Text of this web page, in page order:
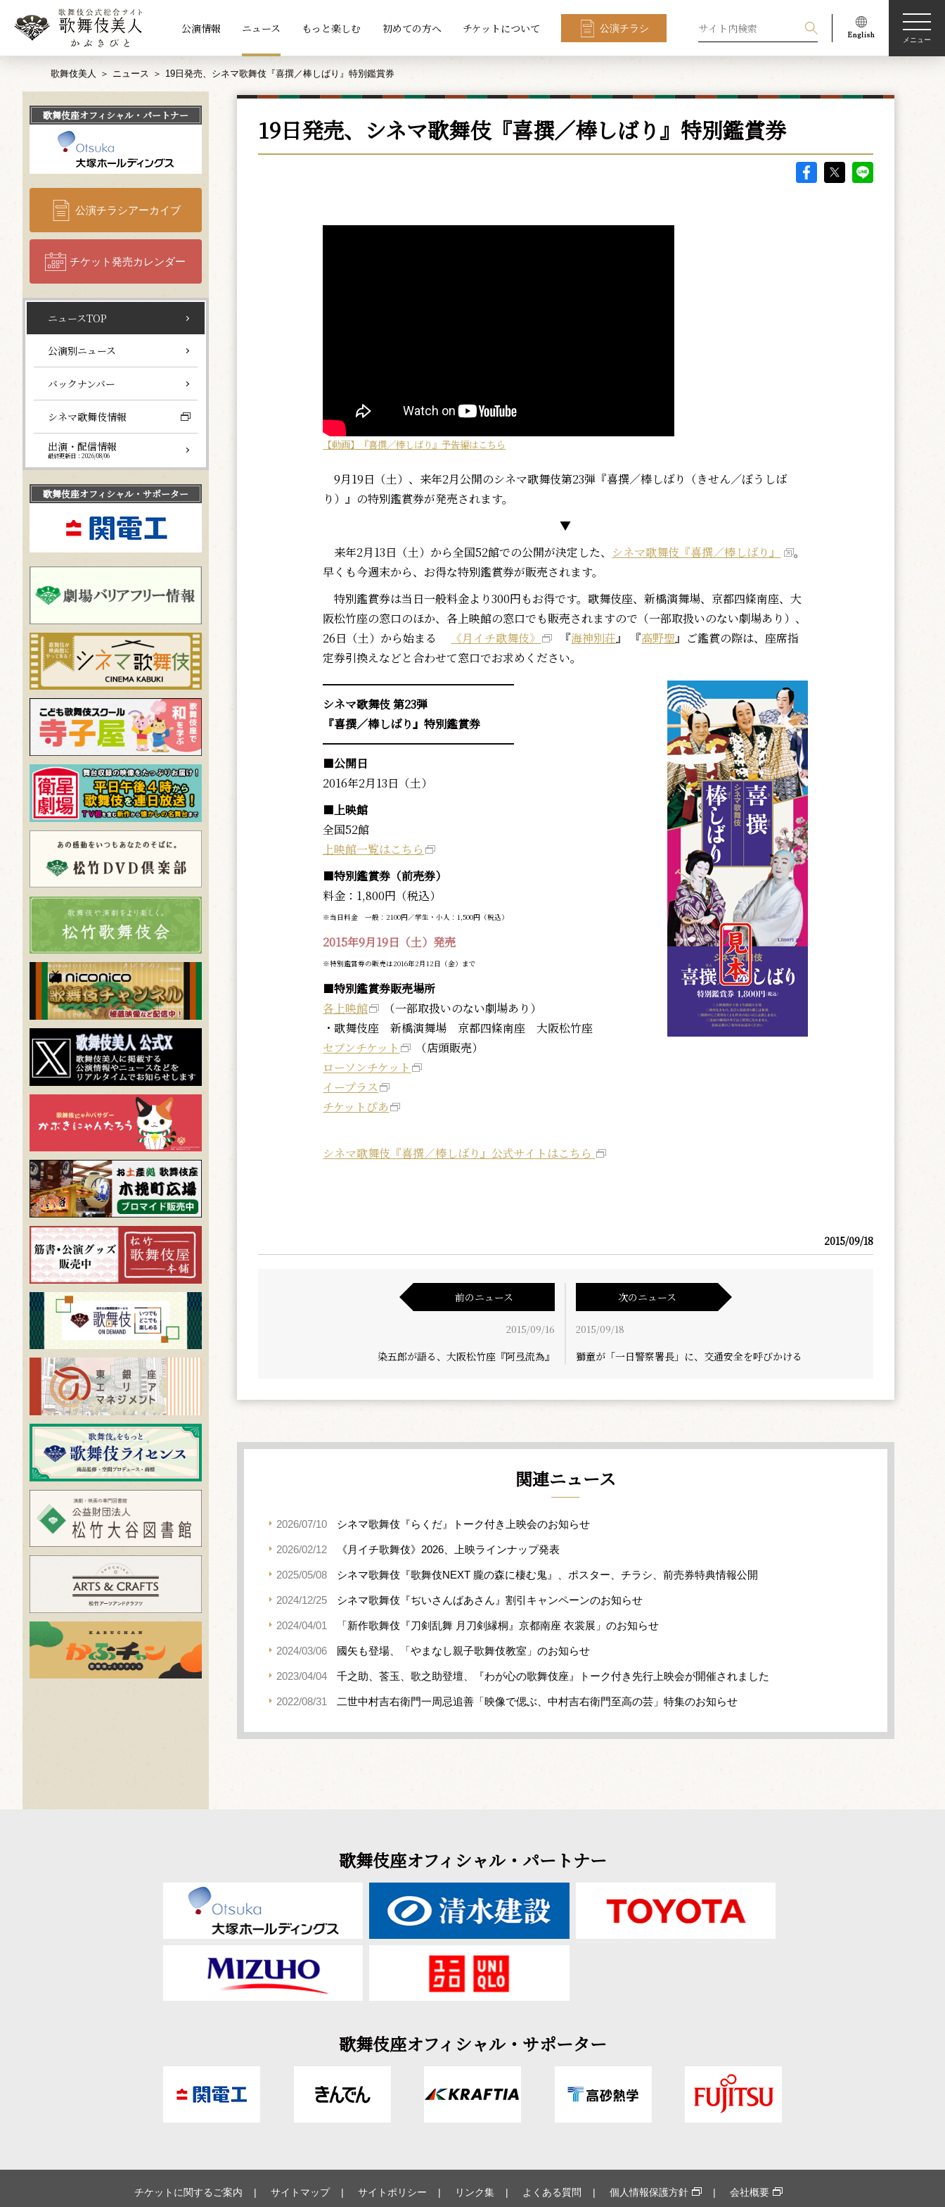
公演情報 ニュース もっと楽しむ 初めての方へ チケットについて 公演チラシ
メニュー
歌舞伎美人 ニュース 19日発売、シネマ歌舞伎『喜撰／棒しばり』特別鑑賞券
19日発売、シネマ歌舞伎『喜撰／棒しばり』特別鑑賞券
【動画】『喜撰／棒しばり』予告編はこちら
9月19日（土）、来年2月公開のシネマ歌舞伎第23弾『喜撰／棒しばり（きせん／ぼうしば
り）』の特別鑑賞券が発売されます。
▼
来年2月13日（土）から全国52館での公開が決定した、 シネマ歌舞伎『喜撰／棒しばり』
。
早くも今週末から、お得な特別鑑賞券が販売されます。
特別鑑賞券は当日一般料金より300円もお得です。歌舞伎座、新橋演舞場、京都四條南座、大
阪松竹座の窓口のほか、各上映館の窓口でも販売されますので（一部取扱いのない劇場あり）、
26日（土）から始まる
《月イチ歌舞伎》 『海神別荘』 『高野聖』ご鑑賞の際は、座席指
定券引換えなどと合わせて窓口でお求めください。
━━━━━━━━━━━━━━━━━
シネマ歌舞伎 第23弾
『喜撰／棒しばり』特別鑑賞券
━━━━━━━━━━━━━━━━━
■公開日
2016年2月13日（土）
■上映館
全国52館
上映館一覧はこちら
■特別鑑賞券（前売券）
料金：1,800円（税込）
※当日料金 一般：2100円／学生・小人：1,500円（税込）
2015年9月19日（土）発売
※特別鑑賞券の販売は2016年2月12日（金）まで
■特別鑑賞券販売場所
各上映館
（一部取扱いのない劇場あり）
・歌舞伎座 新橋演舞場 京都四條南座 大阪松竹座
セブンチケット
（店頭販売）
ローソンチケット
イープラス
チケットぴあ
シネマ歌舞伎『喜撰／棒しばり』公式サイトはこちら
2015/09/18
前のニュース
2015/09/16
染五郎が語る、大阪松竹座『阿弖流為』
次のニュース
2015/09/18
獅童が「一日警察署長」に、交通安全を呼びかける
関連ニュース
2026/07/10 シネマ歌舞伎『らくだ』トーク付き上映会のお知らせ
2026/02/12 《月イチ歌舞伎》2026、上映ラインナップ発表
2025/05/08 シネマ歌舞伎『歌舞伎NEXT 朧の森に棲む鬼』、ポスター、チラシ、前売券特典情報公開
2024/12/25 シネマ歌舞伎『ぢいさんばあさん』割引キャンペーンのお知らせ
2024/04/01 「新作歌舞伎『刀剣乱舞 月刀剣縁桐』京都南座 衣裳展」のお知らせ
2024/03/06 國矢も登場、「やまなし親子歌舞伎教室」のお知らせ
2023/04/04 千之助、莟玉、歌之助登壇、『わが心の歌舞伎座』トーク付き先行上映会が開催されました
2022/08/31 二世中村吉右衛門一周忌追善「映像で偲ぶ、中村吉右衛門至高の芸」特集のお知らせ
歌舞伎座オフィシャル・パートナー
公演チラシアーカイブ
チケット発売カレンダー
ニュースTOP
公演別ニュース
バックナンバー
シネマ歌舞伎情報
出演・配信情報
最終更新日：2026/08/06
歌舞伎座オフィシャル・サポーター
歌舞伎座オフィシャル・パートナー
歌舞伎座オフィシャル・サポーター
チケットに関するご案内 サイトマップ サイトポリシー リンク集 よくある質問 個人情報保護方針 会社概要